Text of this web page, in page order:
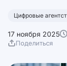
Цифровые
17 ноября 2025
Поделиться